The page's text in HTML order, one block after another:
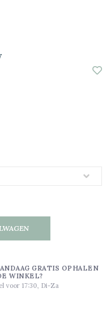
GRATIS OPHALEN
WINKEL?
voor 17:30, Di-Za